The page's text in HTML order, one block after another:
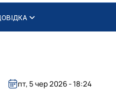
пт, 5 чер 2026 - 18:24